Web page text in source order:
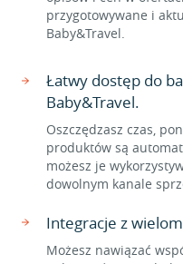
przygotowywane i
Baby&Travel.
Łatwy dostęp do
Baby&Travel.
Oszczędzasz czas,
produktów są
możesz je
dowolnym kanale
Integracje z
Możesz nawiązać